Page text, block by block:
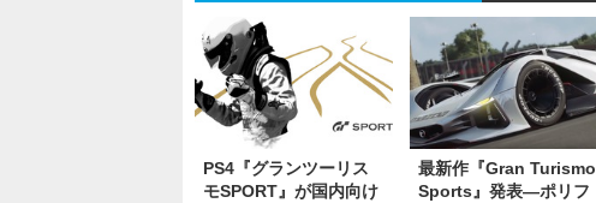
PS4『グランツーリス
モSPORT』が国内向け
最新作『Gran Turismo
Sports』発表―ポリフ